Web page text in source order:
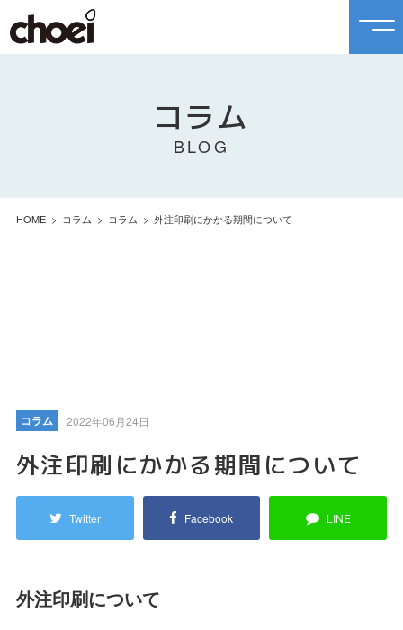
コラム
BLOG
HOME コラム コラム 外注印刷にかかる期間について
コラム 2022年06月24日
外注印刷にかかる期間について
Twitter Facebook LINE
外注印刷について